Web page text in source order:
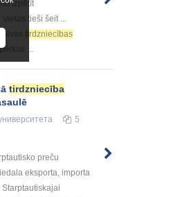
izpētīt
vietas tieši šeit ...
divas tirdzniecības
...
tirdzniecība
5
preču
iedala eksporta, importa
Starptautiskajai